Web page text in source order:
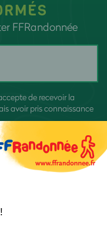
FFRandonnée
de recevoir la
avoir pris connaissance